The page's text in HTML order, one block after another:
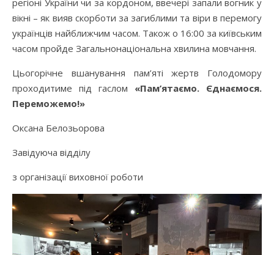
регіоні України чи за кордоном, ввечері запали вогник у
вікні – як вияв скорботи за загиблими та віри в перемогу
українців найближчим часом. Також о 16:00 за київським
часом пройде Загальнонаціональна хвилина мовчання.
Цьогорічне вшанування пам’яті жертв Голодомору
проходитиме під гаслом «Пам’ятаємо. Єднаємося.
Переможемо!»
Оксана Белозьорова
Завідуюча відділу
з організації виховної роботи